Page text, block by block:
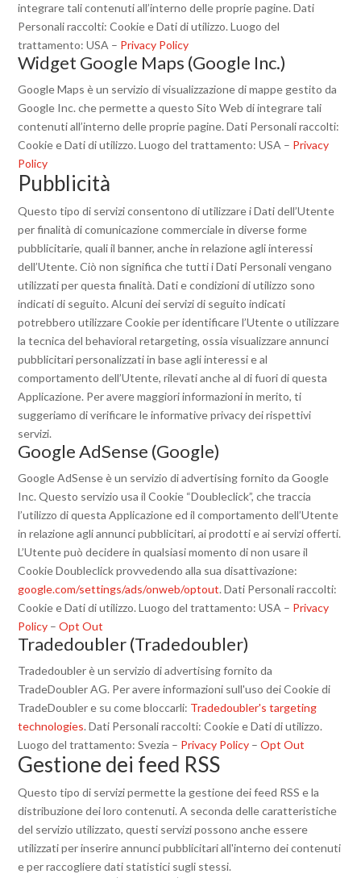
integrare tali contenuti all’interno delle proprie pagine. Dati
Personali raccolti: Cookie e Dati di utilizzo. Luogo del
trattamento: USA – Privacy Policy
Widget Google Maps (Google Inc.)
Google Maps è un servizio di visualizzazione di mappe gestito da
Google Inc. che permette a questo Sito Web di integrare tali
contenuti all’interno delle proprie pagine. Dati Personali raccolti:
Cookie e Dati di utilizzo. Luogo del trattamento: USA – Privacy
Policy
Pubblicità
Questo tipo di servizi consentono di utilizzare i Dati dell’Utente
per finalità di comunicazione commerciale in diverse forme
pubblicitarie, quali il banner, anche in relazione agli interessi
dell’Utente. Ciò non significa che tutti i Dati Personali vengano
utilizzati per questa finalità. Dati e condizioni di utilizzo sono
indicati di seguito. Alcuni dei servizi di seguito indicati
potrebbero utilizzare Cookie per identificare l’Utente o utilizzare
la tecnica del behavioral retargeting, ossia visualizzare annunci
pubblicitari personalizzati in base agli interessi e al
comportamento dell’Utente, rilevati anche al di fuori di questa
Applicazione. Per avere maggiori informazioni in merito, ti
suggeriamo di verificare le informative privacy dei rispettivi
servizi.
Google AdSense (Google)
Google AdSense è un servizio di advertising fornito da Google
Inc. Questo servizio usa il Cookie “Doubleclick”, che traccia
l’utilizzo di questa Applicazione ed il comportamento dell’Utente
in relazione agli annunci pubblicitari, ai prodotti e ai servizi offerti.
L’Utente può decidere in qualsiasi momento di non usare il
Cookie Doubleclick provvedendo alla sua disattivazione:
google.com/settings/ads/onweb/optout. Dati Personali raccolti:
Cookie e Dati di utilizzo. Luogo del trattamento: USA – Privacy
Policy –Opt Out
Tradedoubler (Tradedoubler)
Tradedoubler è un servizio di advertising fornito da
TradeDoubler AG. Per avere informazioni sull'uso dei Cookie di
TradeDoubler e su come bloccarli: Tradedoubler's targeting
technologies. Dati Personali raccolti: Cookie e Dati di utilizzo.
Luogo del trattamento: Svezia – Privacy Policy –Opt Out
Gestione dei feed RSS
Questo tipo di servizi permette la gestione dei feed RSS e la
distribuzione dei loro contenuti. A seconda delle caratteristiche
del servizio utilizzato, questi servizi possono anche essere
utilizzati per inserire annunci pubblicitari all'interno dei contenuti
e per raccogliere dati statistici sugli stessi.